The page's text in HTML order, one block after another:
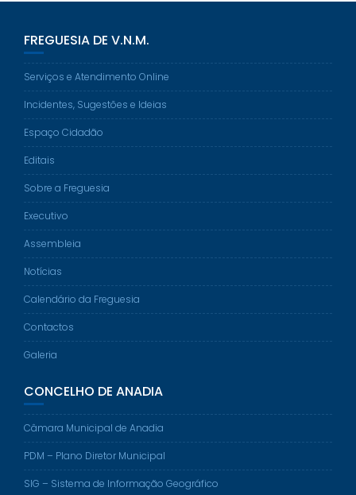
FREGUESIA DE V.N.M.
Serviços e Atendimento Online
Incidentes, Sugestões e Ideias
Espaço Cidadão
Editais
Sobre a Freguesia
Executivo
Assembleia
Notícias
Calendário da Freguesia
Contactos
Galeria
CONCELHO DE ANADIA
Câmara Municipal de Anadia
PDM – Plano Diretor Municipal
SIG – Sistema de Informação Geográfico